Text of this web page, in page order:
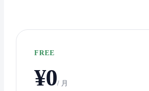
FREE
¥0/ 月